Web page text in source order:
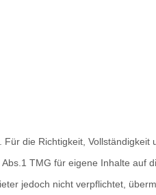
die Richtigkeit, Vollständigkeit
TMG für eigene Inhalte auf
jedoch nicht verpflichtet,